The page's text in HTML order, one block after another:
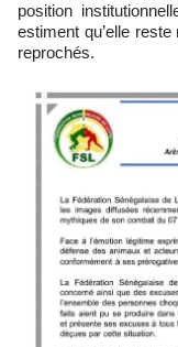
position
estiment qu’elle
reprochés.